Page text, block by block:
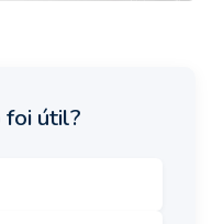
foi útil?